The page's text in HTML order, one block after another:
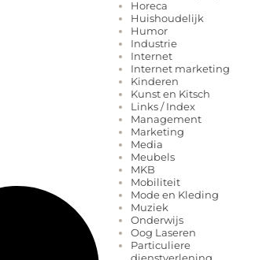
Horeca
Huishoudelijk
Humor
Industrie
Internet
Internet marketing
Kinderen
Kunst en Kitsch
Links / Index
Management
Marketing
Media
Meubels
MKB
Mobiliteit
Mode en Kleding
Muziek
Onderwijs
Oog Laseren
Particuliere